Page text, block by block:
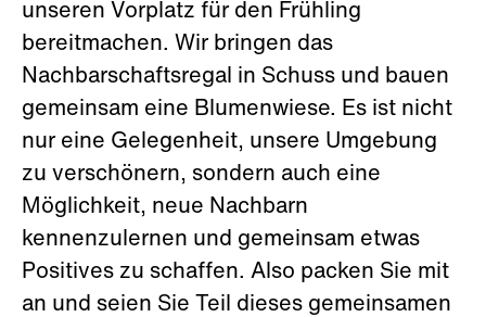
unseren Vorplatz für den Frühling
bereitmachen. Wir bringen das
Nachbarschaftsregal in Schuss und bauen
gemeinsam eine Blumenwiese. Es ist nicht
nur eine Gelegenheit, unsere Umgebung
zu verschönern, sondern auch eine
Möglichkeit, neue Nachbarn
kennenzulernen und gemeinsam etwas
Positives zu schaffen. Also packen Sie mit
an und seien Sie Teil dieses gemeinsamen